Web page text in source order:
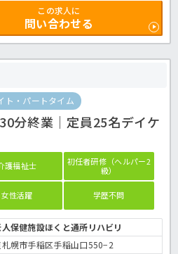
ちろん、初任者研修などの資格を活か
介護までお問合せ下さい！老健での介
ート 老健の求人＞
この求人に
問い合わせる
ト・パートタイム
分終業｜定員25名デイケ
護福祉士
初任者研修（ヘルパー2
級）
女性活躍 学歴不問
保健施設ほくと通所リハビリ
札幌市手稲区手稲山口550−2